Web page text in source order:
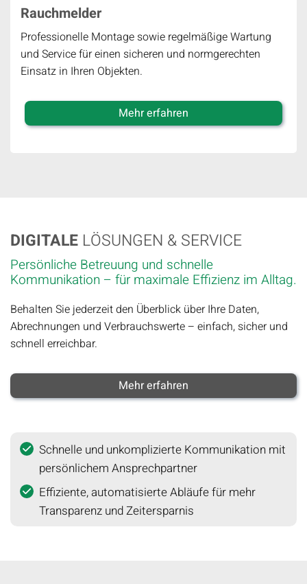
Rauchmelder
Professionelle Montage sowie regelmäßige Wartung
und Service für einen sicheren und normgerechten
Einsatz in Ihren Objekten.
Mehr erfahren
DIGITALE LÖSUNGEN & SERVICE
Persönliche Betreuung und schnelle
Kommunikation – für maximale Effizienz im Alltag.
Behalten Sie jederzeit den Überblick über Ihre Daten,
Abrechnungen und Verbrauchswerte – einfach, sicher und
schnell erreichbar.
Mehr erfahren
Schnelle und unkomplizierte Kommunikation mit
persönlichem Ansprechpartner
Effiziente, automatisierte Abläufe für mehr
Transparenz und Zeitersparnis